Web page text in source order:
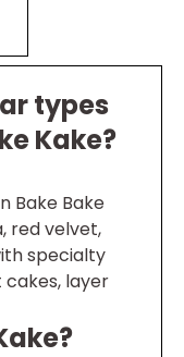
types
Kake?
Bake Bake
red velvet,
specialty
cakes, layer